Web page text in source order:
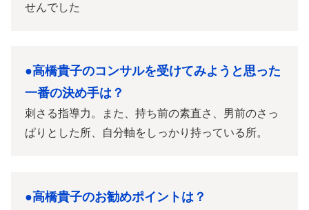
せんでした
●高橋貴子のコンサルを受けてみようと思った
一番の決め手は？
刺さる指導力。また、持ち前の素直さ、男前のさっ
ぱりとした所、自分軸をしっかり持っている所。
●高橋貴子のお勧めポイントは？